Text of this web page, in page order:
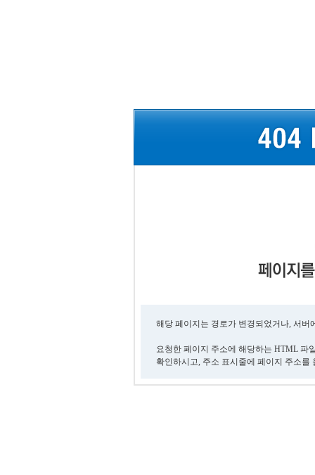
해당 페이지는 경로가 변경되었거나, 서
요청한 페이지 주소에 해당하는 HTML 파
확인하시고, 주소 표시줄에 페이지 주소